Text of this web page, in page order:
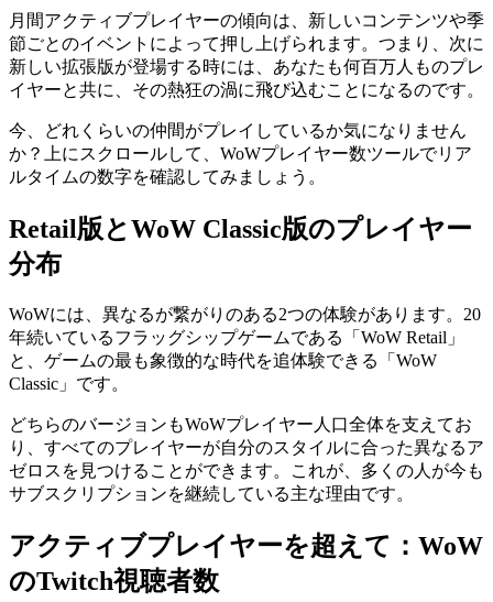
月間アクティブプレイヤーの傾向は、新しいコンテンツや季
節ごとのイベントによって押し上げられます。つまり、次に
新しい拡張版が登場する時には、あなたも何百万人ものプレ
イヤーと共に、その熱狂の渦に飛び込むことになるのです。
今、どれくらいの仲間がプレイしているか気になりません
か？上にスクロールして、WoWプレイヤー数ツールでリア
ルタイムの数字を確認してみましょう。
Retail版とWoW Classic版のプレイヤー
分布
WoWには、異なるが繋がりのある2つの体験があります。20
年続いているフラッグシップゲームである「WoW Retail」
と、ゲームの最も象徴的な時代を追体験できる「WoW
Classic」です。
どちらのバージョンもWoWプレイヤー人口全体を支えてお
り、すべてのプレイヤーが自分のスタイルに合った異なるア
ゼロスを見つけることができます。これが、多くの人が今も
サブスクリプションを継続している主な理由です。
アクティブプレイヤーを超えて：WoW
のTwitch視聴者数